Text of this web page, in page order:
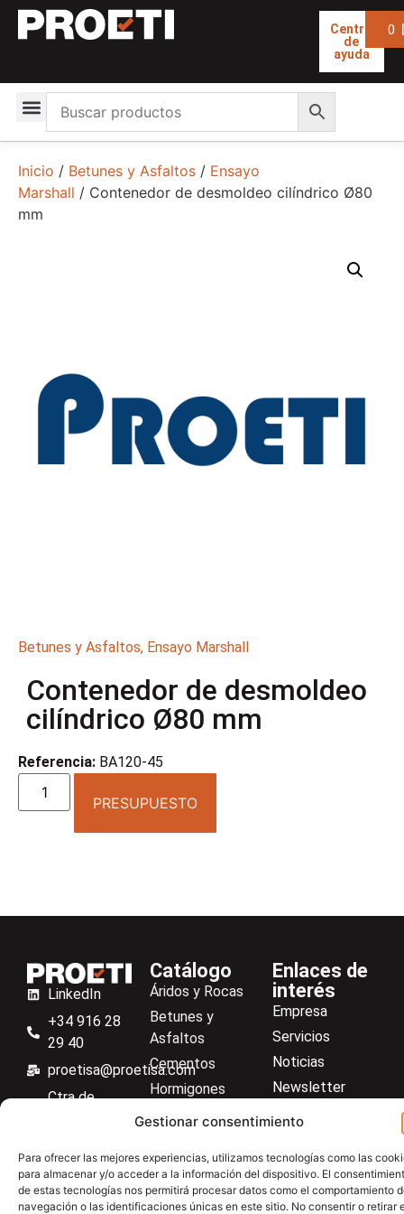
Gestionar consentimiento
Para ofrecer las mejores experiencias, utilizamos tecnologías como las
para almacenar y/o acceder a la información del dispositivo. El
de estas tecnologías nos permitirá procesar datos como el comportamiento
navegación o las identificaciones únicas en este sitio. No consentir o retirar
Centro
de
ayuda
0
Inicio / Betunes y Asfaltos / Ensayo
Marshall / Contenedor de desmoldeo cilíndrico Ø80
mm
Betunes y Asfaltos, Ensayo Marshall
Contenedor de desmoldeo
cilíndrico Ø80 mm
Referencia: BA120-45
PRESUPUESTO
LinkedIn
+34 916 28
29 40
proetisa@proetisa.com
Ctra de
M-106, Km
4,1, 28110
Algete,
Catálogo
Áridos y Rocas
Betunes y
Asfaltos
Cementos
Hormigones
Suelos
Aceros
Material general
Enlaces de
interés
Empresa
Servicios
Noticias
Newsletter
Descargas
Centro de ayuda